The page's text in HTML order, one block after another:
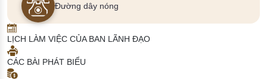
Đường dây nóng
LỊCH LÀM VIỆC CỦA BAN LÃNH ĐẠO
CÁC BÀI PHÁT BIỂU